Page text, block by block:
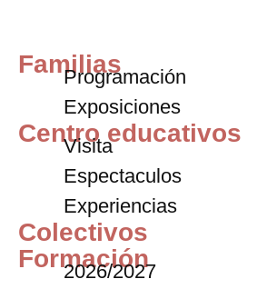
Familias
Programación
Exposiciones
Centro educativos
Visita
Espectaculos
Experiencias
Colectivos
Formación
2026/2027